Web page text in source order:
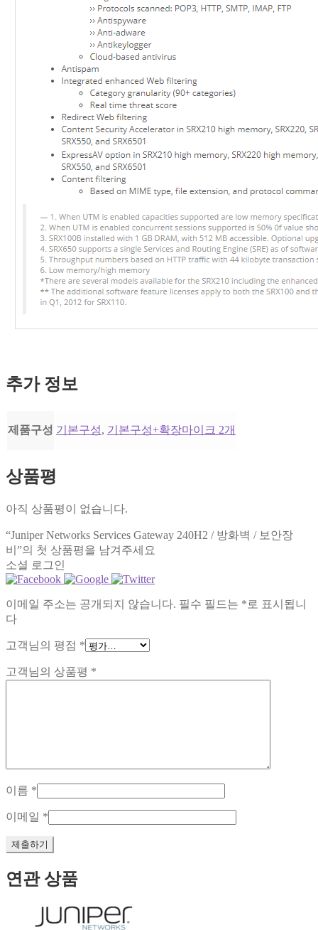
추가 정보
제품구성 기본구성, 기본구성+확장마이크 2개
상품평
아직 상품평이 없습니다.
“Juniper Networks Services Gateway 240H2 / 방화벽 / 보안장
비”의 첫 상품평을 남겨주세요
소셜 로그인
이메일 주소는 공개되지 않습니다. 필수 필드는 * 로 표시됩니
다
고객님의 평점 *
고객님의 상품평 *
이름 *
이메일 *
연관 상품